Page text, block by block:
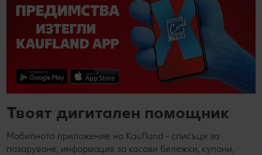
Твоят дигитален помощник
Мобилното приложение на Kaufland - списъци за
пазаруване, информация за касови бележки, купони,